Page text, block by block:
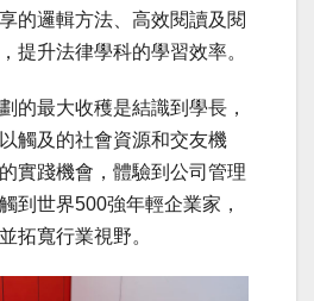
的邏輯方法、高效閱讀及閱
提升法律學科的學習效率。
的最大收穫是結識到學長，
觸及的社會資源和交友機
實踐機會，體驗到公司管理
到世界500強年輕企業家，
拓寬行業視野。